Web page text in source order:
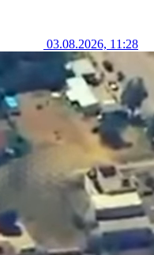
03.08.2026, 11:28